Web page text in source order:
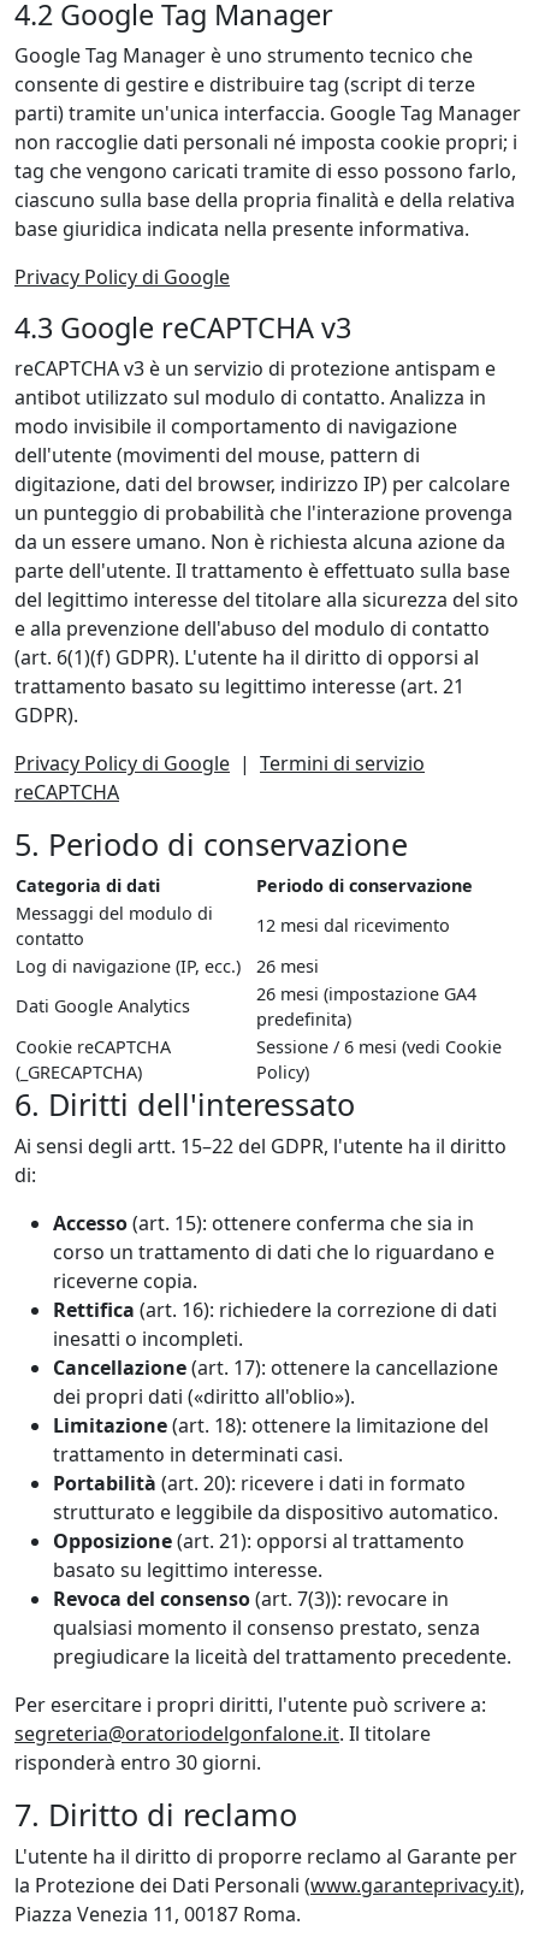
4.2 Google Tag Manager
Google Tag Manager è uno strumento tecnico che
consente di gestire e distribuire tag (script di terze
parti) tramite un'unica interfaccia. Google Tag Manager
non raccoglie dati personali né imposta cookie propri; i
tag che vengono caricati tramite di esso possono farlo,
ciascuno sulla base della propria finalità e della relativa
base giuridica indicata nella presente informativa.
Privacy Policy di Google
4.3 Google reCAPTCHA v3
reCAPTCHA v3 è un servizio di protezione antispam e
antibot utilizzato sul modulo di contatto. Analizza in
modo invisibile il comportamento di navigazione
dell'utente (movimenti del mouse, pattern di
digitazione, dati del browser, indirizzo IP) per calcolare
un punteggio di probabilità che l'interazione provenga
da un essere umano. Non è richiesta alcuna azione da
parte dell'utente. Il trattamento è effettuato sulla base
del legittimo interesse del titolare alla sicurezza del sito
e alla prevenzione dell'abuso del modulo di contatto
(art. 6(1)(f) GDPR). L'utente ha il diritto di opporsi al
trattamento basato su legittimo interesse (art. 21
GDPR).
Privacy Policy di Google | Termini di servizio
reCAPTCHA
5. Periodo di conservazione
Categoria di dati
Periodo di conservazione
Messaggi del modulo di
contatto
12 mesi dal ricevimento
Log di navigazione (IP, ecc.)
26 mesi
Dati Google Analytics
26 mesi (impostazione GA4
predefinita)
Cookie reCAPTCHA
(_GRECAPTCHA)
Sessione / 6 mesi (vedi Cookie
Policy)
6. Diritti dell'interessato
Ai sensi degli artt. 15–22 del GDPR, l'utente ha il diritto
di:
Accesso(art. 15): ottenere conferma che sia in
corso un trattamento di dati che lo riguardano e
riceverne copia.
Rettifica (art. 16): richiedere la correzione di dati
inesatti o incompleti.
Cancellazione(art. 17): ottenere la cancellazione
dei propri dati («diritto all'oblio»).
Limitazione(art. 18): ottenere la limitazione del
trattamento in determinati casi.
Portabilità (art. 20): ricevere i dati in formato
strutturato e leggibile da dispositivo automatico.
Opposizione(art. 21): opporsi al trattamento
basato su legittimo interesse.
Revoca del consenso(art. 7(3)): revocare in
qualsiasi momento il consenso prestato, senza
pregiudicare la liceità del trattamento precedente.
Per esercitare i propri diritti, l'utente può scrivere a:
segreteria@oratoriodelgonfalone.it. Il titolare
risponderà entro 30 giorni.
7. Diritto di reclamo
L'utente ha il diritto di proporre reclamo al Garante per
la Protezione dei Dati Personali (www.garanteprivacy.it),
Piazza Venezia 11, 00187 Roma.